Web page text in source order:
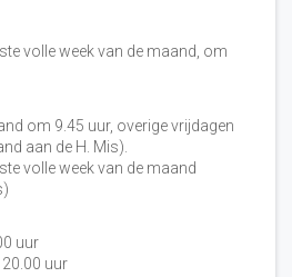
volle week van de maand, om
om 9.45 uur, overige vrijdagen
aan de H. Mis).
volle week van de maand
uur
uur